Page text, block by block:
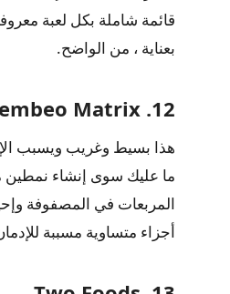
قائمة شاملة بكل لعبة
بعناية ، من الواضح.
12. The Sembeo Matrix
هذا بسيط وغريب ويسبب
ما عليك سوى إنشاء نمطين
المربعات في المصفوفة
أجزاء متساوية مسببة